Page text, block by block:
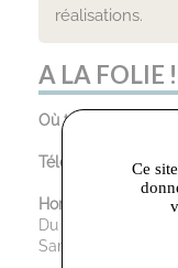
réalisations.
A LA FOLIE
Où trouver le
Téléphone :
Horaires
Du Mardi au
Samedi : 10:00 -
Ce